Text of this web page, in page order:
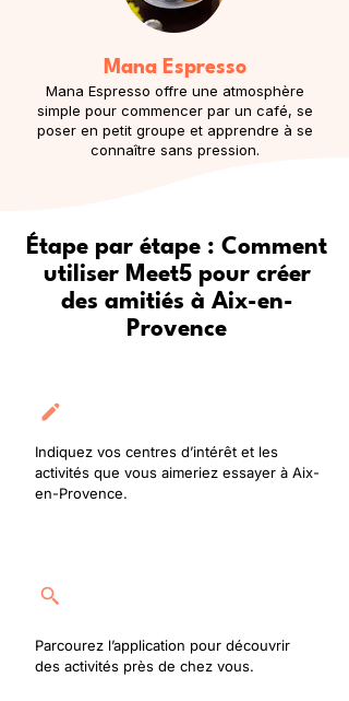
Mana Espresso
Mana Espresso offre une atmosphère
simple pour commencer par un café, se
poser en petit groupe et apprendre à se
connaître sans pression.
Étape par étape : Comment
utiliser Meet5 pour créer
des amitiés à Aix-en-
Provence
Indiquez vos centres d’intérêt et les
activités que vous aimeriez essayer à Aix-
en-Provence.
Parcourez l’application pour découvrir
des activités près de chez vous.